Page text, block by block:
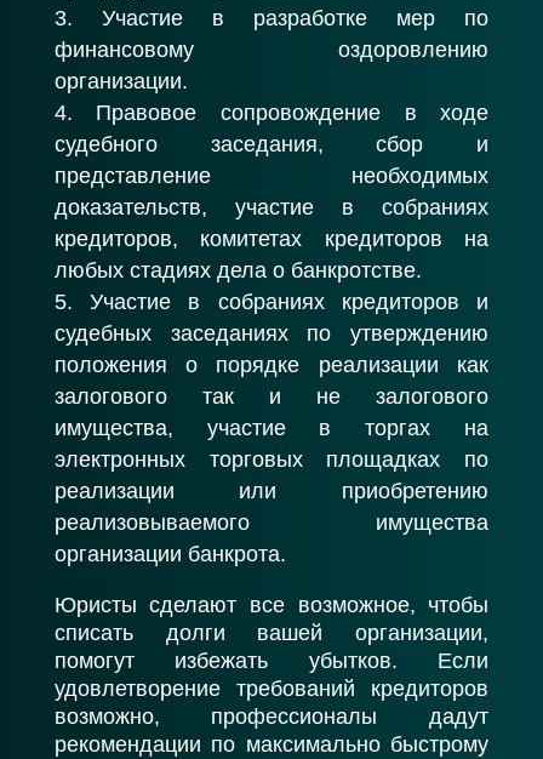
Участие в разработке мер по
финансовому оздоровлению
организации.
Правовое сопровождение в ходе
судебного заседания, сбор и
представление необходимых
доказательств, участие в собраниях
кредиторов, комитетах кредиторов на
любых стадиях дела о банкротстве.
Участие в собраниях кредиторов и
судебных заседаниях по утверждению
положения о порядке реализации как
залогового так и не залогового
имущества, участие в торгах на
электронных торговых площадках по
реализации или приобретению
реализовываемого имущества
организации банкрота.
Юристы сделают все возможное, чтобы
списать долги вашей организации,
помогут избежать убытков. Если
удовлетворение требований кредиторов
возможно, профессионалы дадут
рекомендации по максимально быстрому